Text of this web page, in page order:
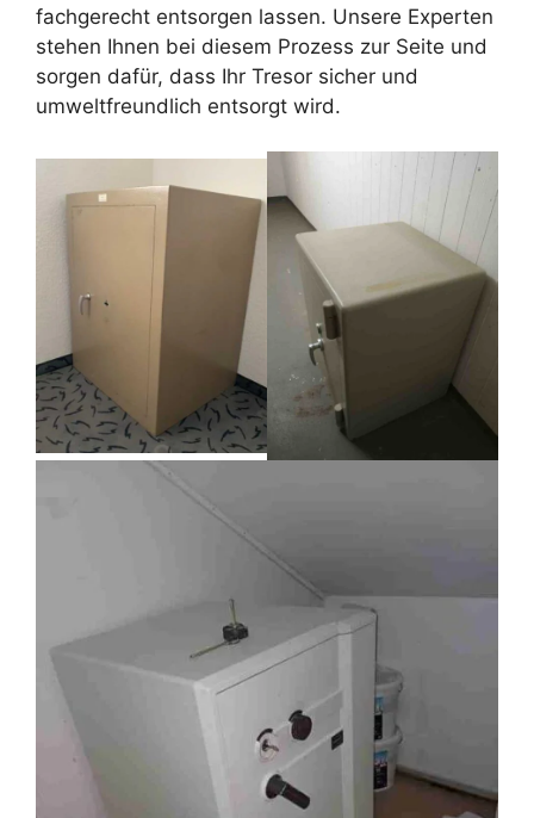
fachgerecht entsorgen lassen. Unsere Experten
stehen Ihnen bei diesem Prozess zur Seite und
sorgen dafür, dass Ihr Tresor sicher und
umweltfreundlich entsorgt wird.